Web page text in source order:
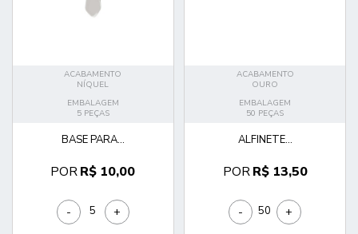
ACABAMENTO
NÍQUEL
EMBALAGEM
5 PEÇAS
BASE PARA...
PORR$ 10,00
- +
ACABAMENTO
OURO
EMBALAGEM
50 PEÇAS
ALFINETE...
PORR$ 13,50
- +